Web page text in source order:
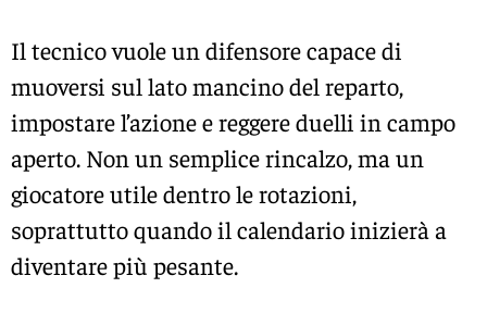
Il tecnico vuole un difensore capace di
muoversi sul lato mancino del reparto,
impostare l’azione e reggere duelli in campo
aperto. Non un semplice rincalzo, ma un
giocatore utile dentro le rotazioni,
soprattutto quando il calendario inizierà a
diventare più pesante.